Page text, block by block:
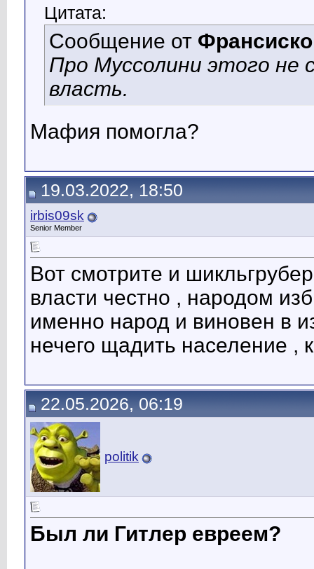
Цитата:
Сообщение от
Про Муссолини этого не
власть.
Мафия помогла?
19.03.2022, 18:50
irbis09sk
Senior Member
Вот смотрите и
власти честно , народом
именно народ и виновен в
нечего щадить население ,
22.05.2026, 06:19
politik
Был ли Гитлер евреем?